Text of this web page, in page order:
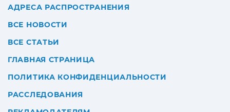
АДРЕСА РАСПРОСТРАНЕНИЯ
ВСЕ НОВОСТИ
ВСЕ СТАТЬИ
ГЛАВНАЯ СТРАНИЦА
ПОЛИТИКА КОНФИДЕНЦИАЛЬНОСТИ
РАССЛЕДОВАНИЯ